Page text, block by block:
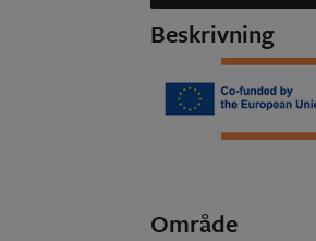
Beskrivning
Område